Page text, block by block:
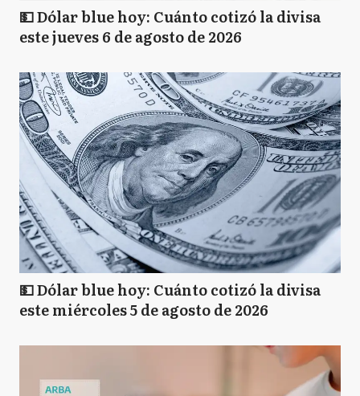
💵 Dólar blue hoy: Cuánto cotizó la divisa
este jueves 6 de agosto de 2026
💵 Dólar blue hoy: Cuánto cotizó la divisa
este miércoles 5 de agosto de 2026